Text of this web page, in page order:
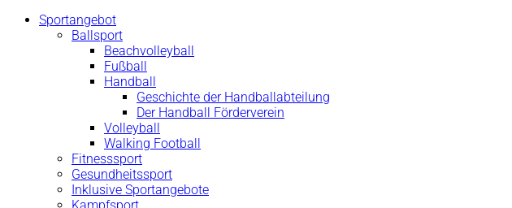
Sportangebot
Ballsport
Beachvolleyball
Fußball
Handball
Geschichte der Handballabteilung
Der Handball Förderverein
Volleyball
Walking Football
Fitnesssport
Gesundheitssport
Inklusive Sportangebote